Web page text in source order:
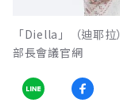
「Diella」（迪耶
部長會議官網